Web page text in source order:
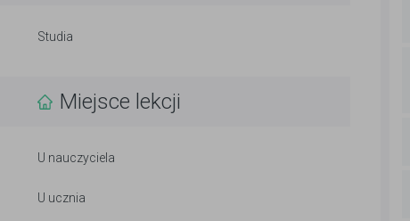
Studia
Miejsce lekcji
U nauczyciela
U ucznia